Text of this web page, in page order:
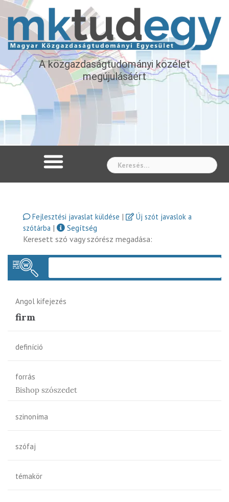
A közgazdaságtudományi közélet
megújulásáért
Fejlesztési javaslat küldése |
Új szót javaslok a
szótárba |
Segítség
Keresett szó vagy szórész megadása:
Angol kifejezés
firm
definíció
forrás
Bishop szószedet
szinoníma
szófaj
témakör